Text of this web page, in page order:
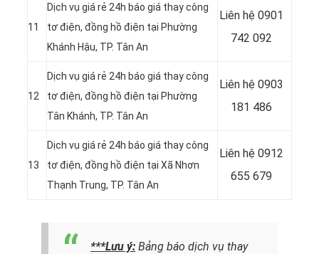
11
Dịch vụ giá rẻ 24h báo giá thay công
tơ điện, đồng hồ điện tại Phường
Khánh Hậu, TP. Tân An
Liên hệ 0901
742 092
12
Dịch vụ giá rẻ 24h báo giá thay công
tơ điện, đồng hồ điện tại Phường
Tân Khánh, TP. Tân An
Liên hệ 0903
181 486
13
Dịch vụ giá rẻ 24h báo giá thay công
tơ điện, đồng hồ điện tại Xã Nhơn
Thạnh Trung, TP. Tân An
Liên hệ 0912
655 679
***Lưu ý: Bảng báo dịch vụ thay